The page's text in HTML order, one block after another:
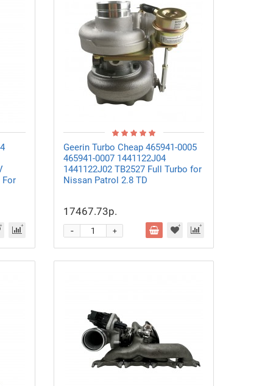
For
Geerin Turbo Cheap 465941-0005
465941-0007 1441122J04
1441122J02 TB2527 Full Turbo for
Nissan Patrol 2.8 TD
17467.73р.
+
-